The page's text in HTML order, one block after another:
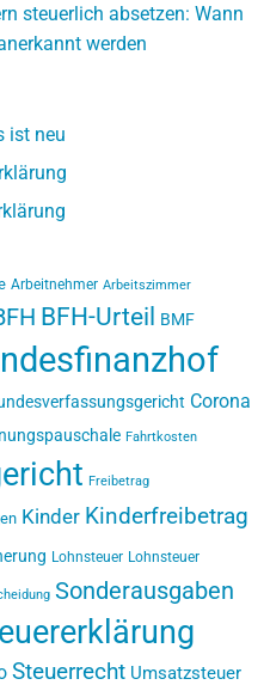
steuerlich absetzen: Wann
werden
ist neu
Arbeitnehmer Arbeitszimmer
BFH-Urteil BMF
Corona
Fahrtkosten
Freibetrag
Kinder Kinderfreibetrag
Lohnsteuer Lohnsteuer
Sonderausgaben
Steuerrecht Umsatzsteuer